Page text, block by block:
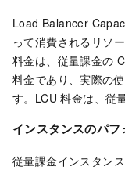
Load Balancer
って消費されるリソ
料金は、従量課金の
料金であり、実際の
す。LCU 料金は、従
インスタンスのパ
従量課金インスタン